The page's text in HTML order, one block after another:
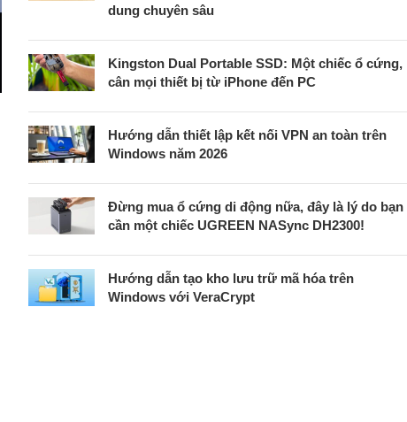
dung chuyên sâu
Kingston Dual Portable SSD: Một chiếc ổ cứng,
cân mọi thiết bị từ iPhone đến PC
Hướng dẫn thiết lập kết nối VPN an toàn trên
Windows năm 2026
Đừng mua ổ cứng di động nữa, đây là lý do bạn
cần một chiếc UGREEN NASync DH2300!
Hướng dẫn tạo kho lưu trữ mã hóa trên
Windows với VeraCrypt